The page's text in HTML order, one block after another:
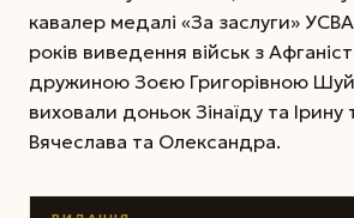
кавалер медалі «За заслуги»
років виведення військ з
дружиною Зоєю Григорівною
виховали доньок Зінаїду та Ірину
Вячеслава та Олександра.